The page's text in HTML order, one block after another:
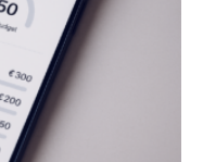
noch nicht
in der